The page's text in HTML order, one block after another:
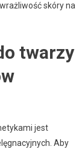
skóry na
twarzy
jest
Aby